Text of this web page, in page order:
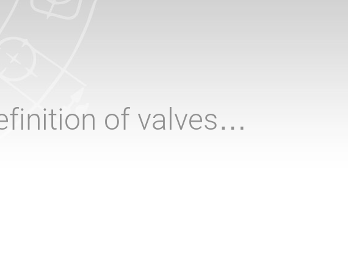
of valves…